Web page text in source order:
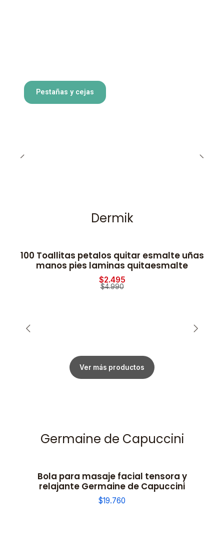
Pestañas y cejas
Dermik
-50% OFF
100 Toallitas petalos quitar esmalte uñas
manos pies laminas quitaesmalte
$2.495
$4.990
Ver más productos
Germaine de Capuccini
Bola para masaje facial tensora y
relajante Germaine de Capuccini
$19.760